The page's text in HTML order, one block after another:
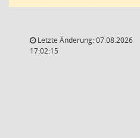
Letzte Änderung: 07.08.2026
17:02:15